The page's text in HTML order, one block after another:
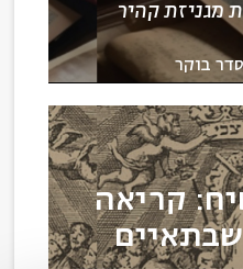
מגניזת קהיר
בוקר
קריאה